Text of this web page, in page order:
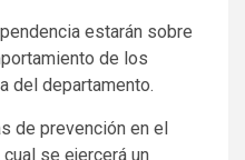
estarán sobre
de los
del departamento.
de prevención en el
se ejercerá un